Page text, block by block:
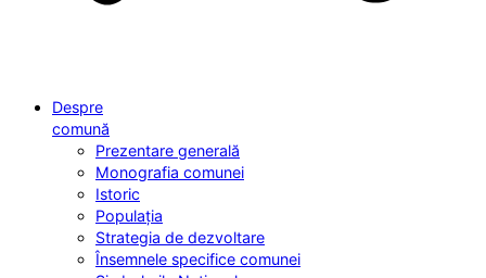
Despre
comună
Prezentare generală
Monografia comunei
Istoric
Populația
Strategia de dezvoltare
Însemnele specifice comunei